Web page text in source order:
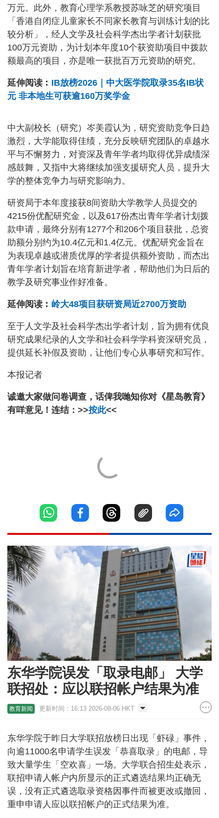
万元。此外，教育心理学系教授苏咏芝的研究项目
「香港自闭症儿童家长不同家长教育与训练计划的比
较分析」，经人文学及社会科学杰出学者计划获批
100万元资助，为计划本年度10个获资助项目中拨款
额最高的项目，亦是唯一获批百万元资助的研究。
延伸阅读︰ IB放榜2026｜中大医学院取录35名IB状
元 非本地生可获逾160万奖学金
中大副校长（研究）岑美霞认为，研究资助竞争日趋
激烈，大学能取得佳绩，充分反映研究团队的卓越水
平与不懈努力，对资深及青年学者均取得优异成绩深
感鼓舞，又指中大将继续加强支援研究人员，提升大
学的整体竞争力与研究影响力。
研资局于本年度接获8间资助大学教学人员提交的
4215份优配研究金，以及617份杰出青年学者计划拨
款申请，最终分别有1277个和206个项目获批，总资
助额分别约为10.4亿元和1.4亿元。优配研究金旨在
为表现卓越或潜质优厚的学者提供额外资助，而杰出
青年学者计划旨在培育新进学者，帮助他们为日后的
教学及研究事业作好准备。
延伸阅读︰ 岭大48项目获研资局近2700万资助
至于人文学及社会科学杰出学者计划，旨为拥有优良
研究成果纪录的人文学和社会科学学科资深研究员，
提供延长补假及资助，让他们专心从事研究和写作。
本报记者
诚邀大家做问卷调查，话俾我哋知你对《星岛教育》
有咩意见！连结：>>按此<<
东华学院误发「取录电邮」 大学
联招处：应以联招帐户结果为准
教育新闻 更新时间：16:13 2026-08-06 HKT
东华学院于昨日大学联招放榜日出现「虾碌」事件，
向逾11000名申请学生误发「恭喜取录」的电邮，导
致大量学生「空欢喜」一场。大学联合招生处表示，
联招申请人帐户内所显示的正式遴选结果均正确无
误，没有正式遴选取录资格因事件而被更改或撤回，
重申申请人应以联招帐户的正式结果为准。